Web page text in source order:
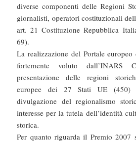
diverse componenti delle Regioni
giornalisti, operatori costituzionali
art. 21 Costituzione Repubblica
69).
La realizzazione del Portale
fortemente voluto dall’INARS
presentazione delle regioni
europee dei 27 Stati UE (450)
divulgazione del regionalismo
interesse per la tutela dell’identità
storica.
Per quanto riguarda il Premio 2007